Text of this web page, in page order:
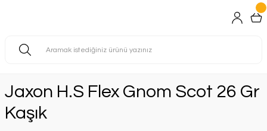
Jaxon H.s Flex Gnom Scot 26 Gr
Kaşık